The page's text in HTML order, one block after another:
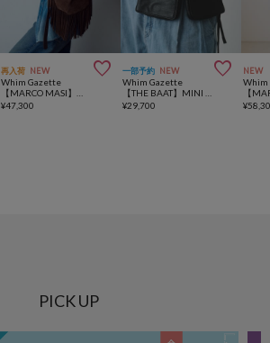
再入荷 NEW 
Whim Gazette
¥47,300
一部予約 NEW 
Whim Gazette
¥29,700
NEW
Whim
¥
PICK UP